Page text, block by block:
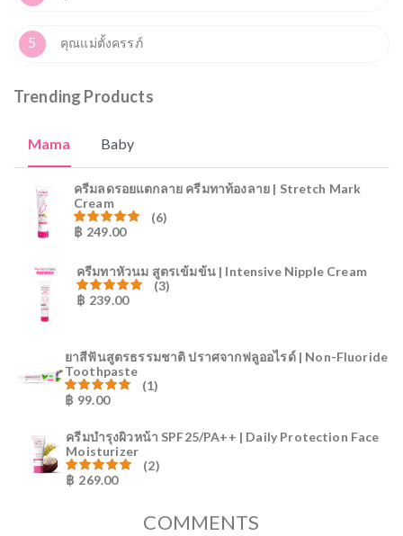
5 คุณแม่ตั้งครรภ์
Trending Products
Mama Baby
ครีมลดรอยแตกลาย ครีมทาท้องลาย | Stretch Mark
Cream
ให้คะแนน
(6)
฿ 249.00
ครีมทาหัวนม สูตรเข้มข้น | Intensive Nipple Cream
ให้คะแนน
(3)
฿ 239.00
ยาสีฟันสูตรธรรมชาติ ปราศจากฟลูออไรด์ | Non-Fluoride
Toothpaste
ให้คะแนน
(1)
฿ 99.00
ครีมบำรุงผิวหน้า SPF25/PA++ | Daily Protection Face
Moisturizer
ให้คะแนน
(2)
฿ 269.00
COMMENTS